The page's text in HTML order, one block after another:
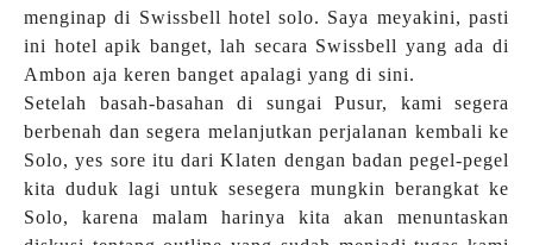
menginap di Swissbell hotel solo. Saya meyakini, pasti
ini hotel apik banget, lah secara Swissbell yang ada di
Ambon aja keren banget apalagi yang di sini.
Setelah basah-basahan di sungai Pusur, kami segera
berbenah dan segera melanjutkan perjalanan kembali ke
Solo, yes sore itu dari Klaten dengan badan pegel-pegel
kita duduk lagi untuk sesegera mungkin berangkat ke
Solo, karena malam harinya kita akan menuntaskan